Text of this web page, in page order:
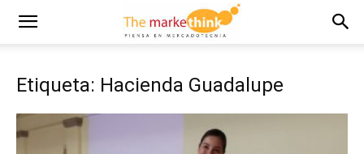
Etiqueta: Hacienda Guadalupe